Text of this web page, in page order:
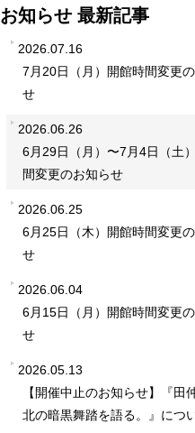
お知らせ 最新記事
2026.07.16
7月20日（月）開館時間変更
せ
2026.06.26
6月29日（月）〜7月4日（土
間変更のお知らせ
2026.06.25
6月25日（木）開館時間変更
せ
2026.06.04
6月15日（月）開館時間変更
せ
2026.05.13
【開催中止のお知らせ】『田
北の暗黒舞踏を語る。』につ